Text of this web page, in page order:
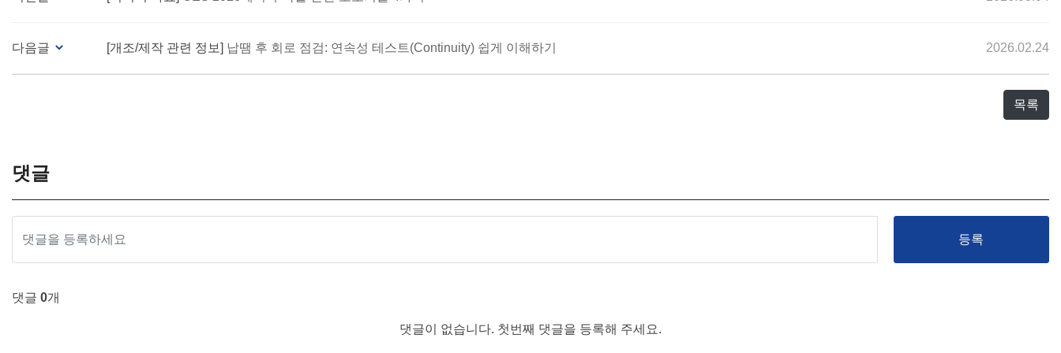
다음글 [개조/제작 관련 정보] 납땜 후 회로 점검: 연속성 테스트(Continuity) 쉽게 이해하기 2026.02.24
목록
댓글
등록
댓글 0개
댓글이 없습니다. 첫번째 댓글을 등록해 주세요.